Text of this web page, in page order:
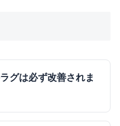
グは必ず改善されま